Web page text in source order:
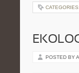
CATEGORIES:
POSTED BY